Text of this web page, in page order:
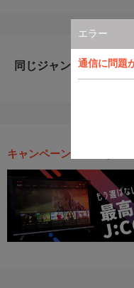
エラー
通信に問題
同じジャンルのおすす
キャンペーン・お得な情報